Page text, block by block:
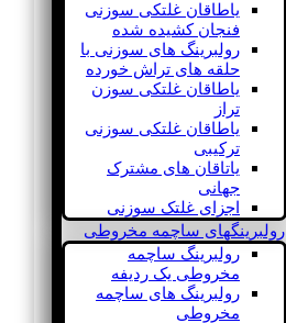
یاطاقان غلتکی سوزنی
فنجان کشیده شده
رولبرینگ های سوزنی با
حلقه های تراش خورده
یاطاقان غلتکی سوزن
تراز
یاطاقان غلتکی سوزنی
ترکیبی
یاتاقان های مشترک
جهانی
اجزای غلتک سوزنی
رولبرینگهای ساچمه مخروطی
رولبرینگ ساچمه
مخروطی یک ردیفه
رولبرینگ های ساچمه
مخروطی